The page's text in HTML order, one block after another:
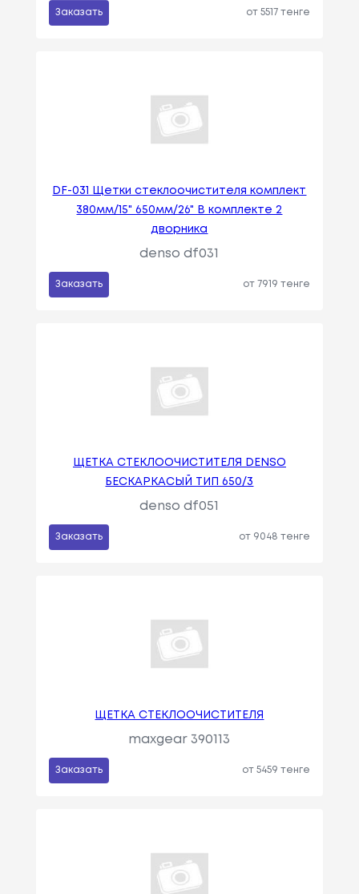
Заказать от 5517 тенге
DF-031 Щетки стеклоочистителя комплект
380мм/15" 650мм/26" В комплекте 2
дворника
denso df031
Заказать от 7919 тенге
ЩЕТКА СТЕКЛООЧИСТИТЕЛЯ DENSO
БЕСКАРКАСЫЙ ТИП 650/3
denso df051
Заказать от 9048 тенге
ЩЕТКА СТЕКЛООЧИСТИТЕЛЯ
maxgear 390113
Заказать от 5459 тенге